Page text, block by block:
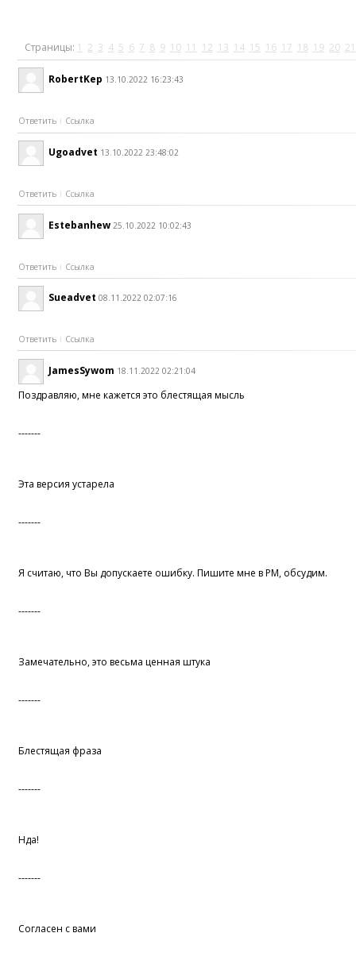
Страницы: 1 2 3 4 5 6 7 8 9 10 11 12 13 14 15 16 17 18 19 20 21
RobertKep 13.10.2022 16:23:43
Ответить Ссылка
Ugoadvet 13.10.2022 23:48:02
Ответить Ссылка
Estebanhew 25.10.2022 10:02:43
Ответить Ссылка
Sueadvet 08.11.2022 02:07:16
Ответить Ссылка
JamesSywom 18.11.2022 02:21:04
Поздравляю, мне кажется это блестящая мысль
-------
Эта версия устарела
-------
Я считаю, что Вы допускаете ошибку. Пишите мне в PM, обсудим.
-------
Замечательно, это весьма ценная штука
-------
Блестящая фраза
-------
Нда!
-------
Согласен с вами